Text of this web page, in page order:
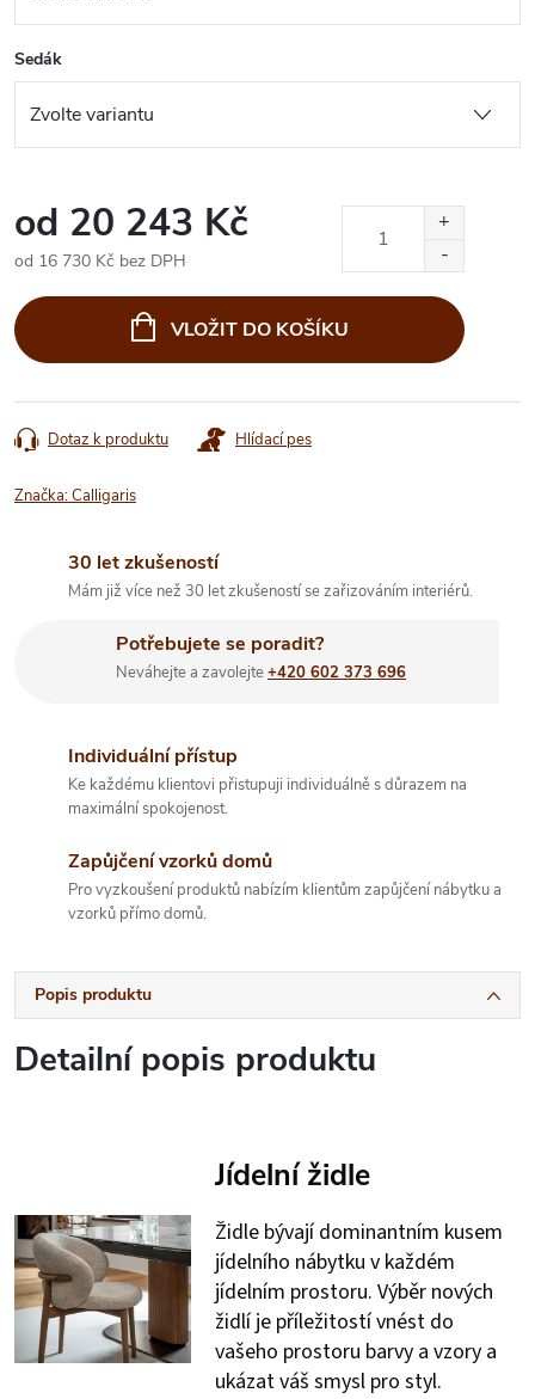
Sedák
od 20 243 Kč
od 16 730 Kč bez DPH
cena:
VLOŽIT DO KOŠÍKU
Dotaz k produktu Hlídací pes
Značka:Calligaris
30 let zkušeností
Mám již více než 30 let zkušeností se zařizováním interiérů.
Potřebujete se poradit?
Neváhejte a zavolejte+420 602 373 696
Individuální přístup
Ke každému klientovi přistupuji individuálně s důrazem na
maximální spokojenost.
Zapůjčení vzorků domů
Pro vyzkoušení produktů nabízím klientům zapůjčení nábytku a
vzorků přímo domů.
Popis produktu
Detailní popis produktu
Jídelní židle
Židle bývají dominantním kusem
jídelního nábytku v každém
jídelním prostoru. Výběr nových
židlí je příležitostí vnést do
vašeho prostoru barvy a vzory a
ukázat váš smysl pro styl.